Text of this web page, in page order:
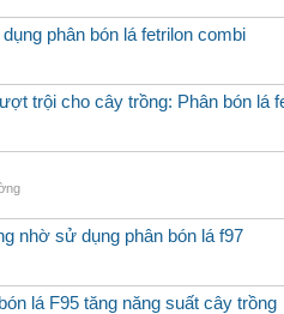
phân bón lá fetrilon combi
trội cho cây trồng: Phân bón lá
nhờ sử dụng phân bón lá f97
lá F95 tăng năng suất cây trồng